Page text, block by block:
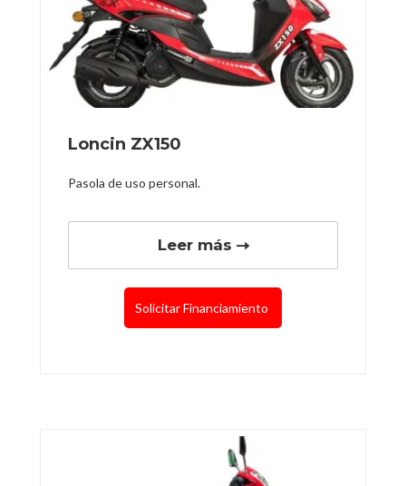
Loncin ZX150
Pasola de uso personal.
Leer más
Solicitar Financiamiento